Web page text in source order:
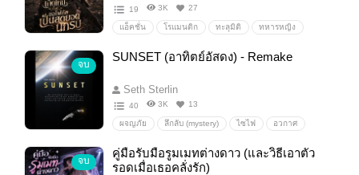
19 3K 27
แอ็คชั่น โรแมนติก ทะลุมิติ ทหารหญิง
จบ
SUNSET (อาทิตย์อัสดง) - Remake
Seth Sterlin
40 3K 13
ผจญภัย ลึกลับ (mystery) ไซไฟ อวกาศ
cosmichorror ลึกลับ ดราม่า อบอุ่น
จบ
คู่มือรับมือรูมเมทต่างดาว (และวิธีเอาตัว
รอดเมื่อเธอคลั่งรัก)